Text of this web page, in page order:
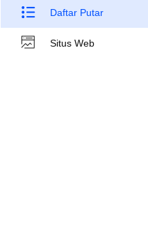
Daftar Putar
Situs Web